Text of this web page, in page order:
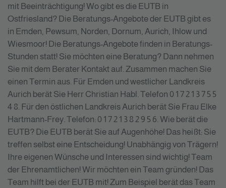
mit Beeinträchtigung! Wo gibt es die EUTB in
Ostfriesland? Die Beratungs-Angebote der EUTB gibt es
in Emden, Pewsum, Norden, Dornum, Aurich, Ihlow und
Wiesmoor! Die Beratungs-Angebote finden in Beratungs-
Stunden statt! Sie möchten eine Beratung? Dann nehmen
Sie mit dem Berater Kontakt auf. Zusammen machen Sie
einen Termin aus. Für Emden und westlicher Landkreis
Aurich berät Sie Herr Christian Habl. Telefon 0 1 7 2 1 3 7 5 5
4 8. Für den östlichen Landkreis Aurich berät Sie Frau Elke
Hartmann-Frey. Telefon: 0 1 7 2 1 3 8 2 9 5 6. Wie berät die
EUTB? Die EUTB berät Sie auf Augenhöhe! Das heißt: Sie
treffen selbst eine Entscheidung! Unabhängig von Trägern!
Ihre eigenen Wünsche und Interessen sind wichtig! Team
der Ehrenamtlichen! Wir möchten ein Team gründen! Das
Team hilft bei der EUTB mit! Zum Beispiel berät das Team